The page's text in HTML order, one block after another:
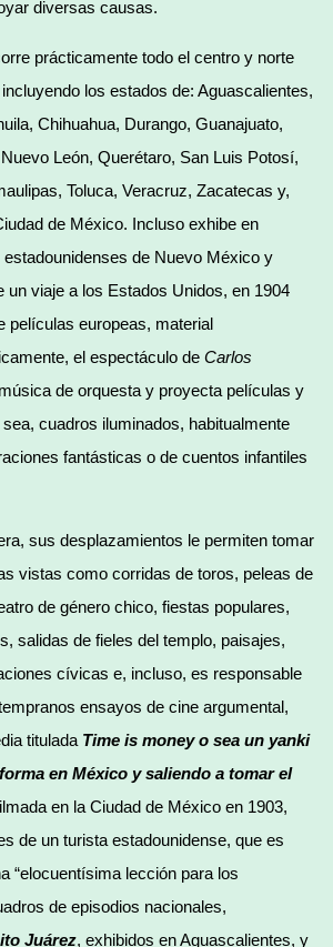
diversas causas.
prácticamente todo el centro y norte
los estados de: Aguascalientes,
Chihuahua, Durango, Guanajuato,
León, Querétaro, San Luis Potosí,
Toluca, Veracruz, Zacatecas y,
de México. Incluso exhibe en
de Nuevo México y
un viaje a los Estados Unidos, en 1904
películas europeas, material
el espectáculo de Carlos
de orquesta y proyecta películas y
cuadros iluminados, habitualmente
fantásticas o de cuentos infantiles
sus desplazamientos le permiten tomar
vistas como corridas de toros, peleas de
de género chico, fiestas populares,
salidas de fieles del templo, paisajes,
cívicas e, incluso, es responsable
ensayos de cine argumental,
titulada Time is money o sea un yanki
en México y saliendo a tomar el
en la Ciudad de México en 1903,
de un turista estadounidense, que es
“elocuentísima lección para los
de episodios nacionales,
Juárez, exhibidos en Aguascalientes, y